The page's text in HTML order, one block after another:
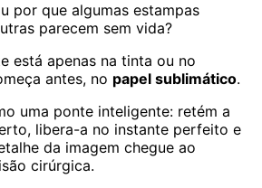
por que algumas estampas
parecem sem vida?
está apenas na tinta ou no
antes, no papel sublimático.
uma ponte inteligente: retém a
libera-a no instante perfeito e
da imagem chegue ao
cirúrgica.